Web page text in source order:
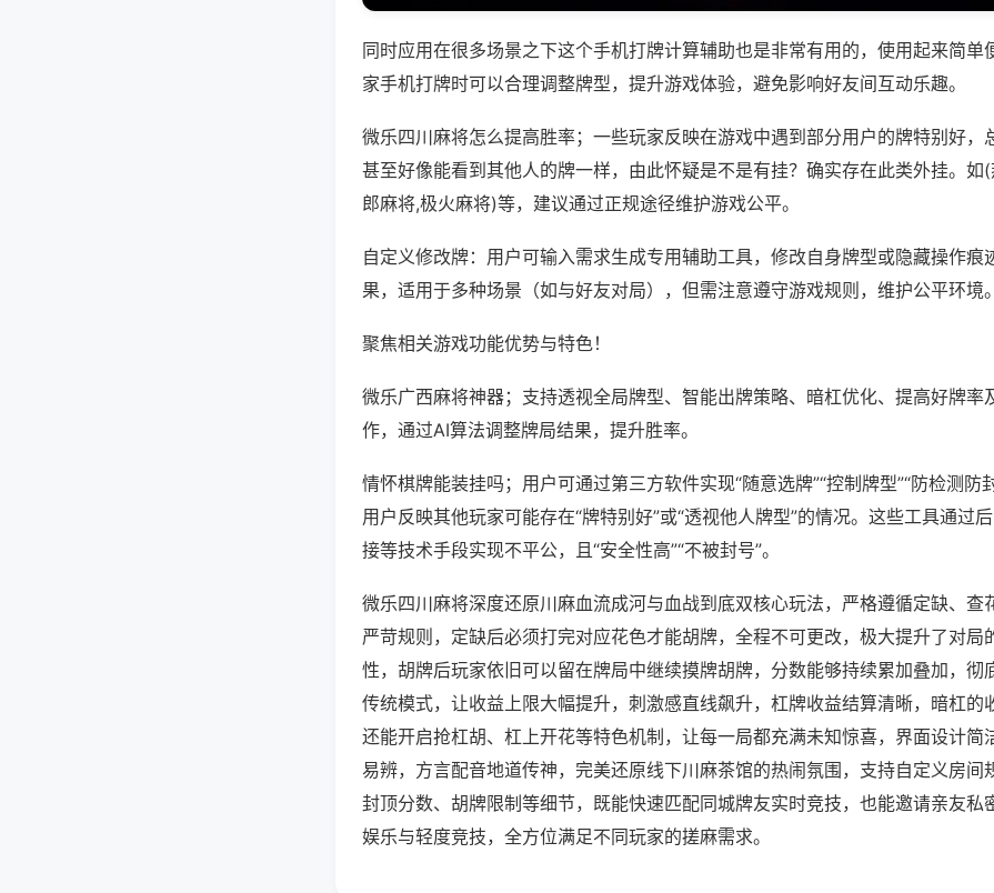
同时应用在很多场景之下这个手机打牌计算辅助也是非常有用的，使用起来简单
家手机打牌时可以合理调整牌型，提升游戏体验，避免影响好友间互动乐趣。
微乐四川麻将怎么提高胜率；一些玩家反映在游戏中遇到部分用户的牌特别好，
甚至好像能看到其他人的牌一样，由此怀疑是不是有挂？确实存在此类外挂。如
郎麻将,极火麻将)等，建议通过正规途径维护游戏公平。
自定义修改牌：用户可输入需求生成专用辅助工具，修改自身牌型或隐藏操作痕
果，适用于多种场景（如与好友对局），但需注意遵守游戏规则，维护公平环境。
聚焦相关游戏功能优势与特色！
微乐广西麻将神器；支持透视全局牌型、智能出牌策略、暗杠优化、提高好牌率
作，通过AI算法调整牌局结果，提升胜率。
情怀棋牌能装挂吗；用户可通过第三方软件实现“随意选牌”“控制牌型”“防检测防
用户反映其他玩家可能存在“牌特别好”或“透视他人牌型”的情况。这些工具通过
接等技术手段实现不平公，且“安全性高”“不被封号”。
微乐四川麻将深度还原川麻血流成河与血战到底双核心玩法，严格遵循定缺、查
严苛规则，定缺后必须打完对应花色才能胡牌，全程不可更改，极大提升了对局
性，胡牌后玩家依旧可以留在牌局中继续摸牌胡牌，分数能够持续累加叠加，彻
传统模式，让收益上限大幅提升，刺激感直线飙升，杠牌收益结算清晰，暗杠的
还能开启抢杠胡、杠上开花等特色机制，让每一局都充满未知惊喜，界面设计简
易辨，方言配音地道传神，完美还原线下川麻茶馆的热闹氛围，支持自定义房间
封顶分数、胡牌限制等细节，既能快速匹配同城牌友实时竞技，也能邀请亲友私
娱乐与轻度竞技，全方位满足不同玩家的搓麻需求。